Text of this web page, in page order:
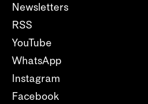
Newsletters
RSS
YouTube
WhatsApp
Instagram
Facebook